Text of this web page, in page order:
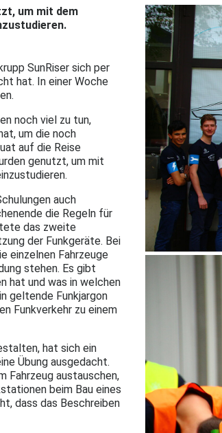
um mit dem
SunRiser sich per
hat. In einer Woche
noch viel zu tun,
um die noch
auf die Reise
genutzt, um mit
auch
die Regeln für
das zweite
der Funkgeräte. Bei
einzelnen Fahrzeuge
stehen. Es gibt
hat und was in welchen
geltende Funkjargon
Funkverkehr zu einem
hat sich ein
Übung ausgedacht.
Fahrzeug austauschen,
beim Bau eines
dass das Beschreiben